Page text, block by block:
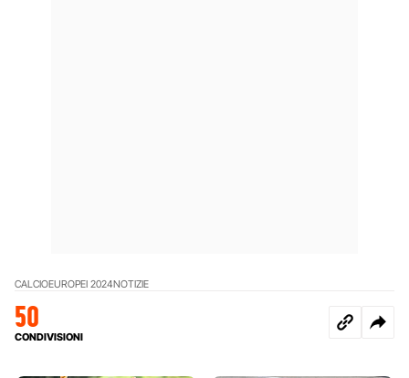
CALCIOEUROPEI 2024NOTIZIE
50
CONDIVISIONI